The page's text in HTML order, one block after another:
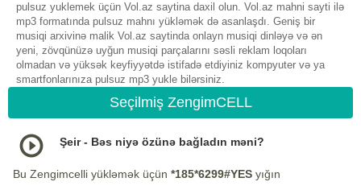
pulsuz yuklemek üçün Vol.az saytina daxil olun. Vol.az mahni sayti ilə
mp3 formatında pulsuz mahnı yükləmək də asanlaşdı. Geniş bir
musiqi arxivinə malik Vol.az saytinda onlayn musiqi dinləyə və ən
yeni, zövqünüzə uyğun musiqi parçalarını səsli reklam loqoları
olmadan və yüksək keyfiyyətdə istifadə etdiyiniz kompyuter və ya
smartfonlarınıza pulsuz mp3 yukle bilərsiniz.
Seçilmiş ZengimCELL
Şeir - Bəs niyə özünə bağladın məni?
Bu Zengimcelli yükləmək üçün *185*6299#YES yığın